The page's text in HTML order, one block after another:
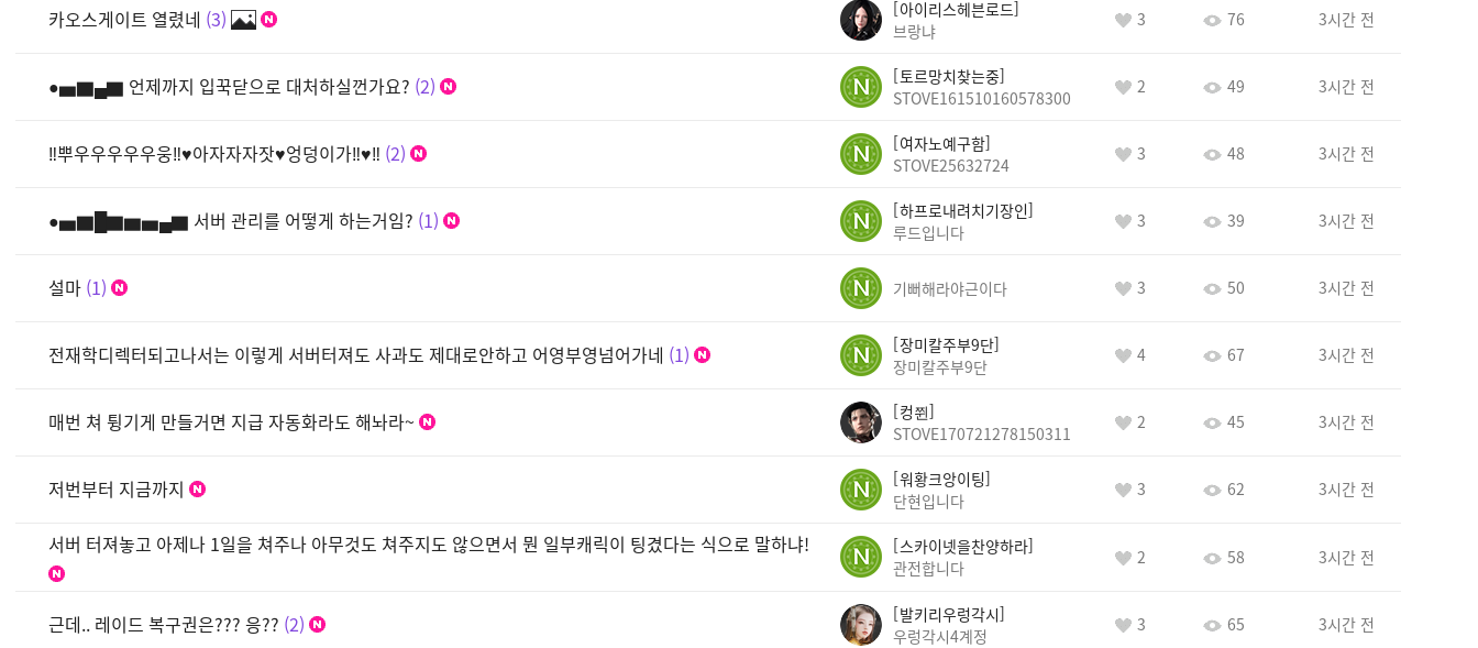
카오스게이트 열렸네 3
아이리스헤븐로드
브랑냐
3 76 3시간 전
●▅▇▄▇ 언제까지 입꾹닫으로 대처하실껀가요? 2
토르망치찾는중
STOVE161510160578300
2 49 3시간 전
‼뿌우우우우우웅‼♥아자자자잣♥엉덩이가‼♥‼ 2
여자노예구함
STOVE25632724
3 48 3시간 전
●▅▇█▇▆▅▄▇ 서버 관리를 어떻게 하는거임? 1
하프로내려치기장인
루드입니다
3 39 3시간 전
설마 1 기뻐해라야근이다 3 50 3시간 전
전재학디렉터되고나서는 이렇게 서버터져도 사과도 제대로안하고 어영부영넘어가네 1
장미칼주부9단
장미칼주부9단
4 67 3시간 전
매번 쳐 튕기게 만들거면 지급 자동화라도 해놔라~
컹쮠
STOVE170721278150311
2 45 3시간 전
저번부터 지금까지
워황크앙이팅
단현입니다
3 62 3시간 전
서버 터져놓고 아제나 1일을 쳐주나 아무것도 쳐주지도 않으면서 뭔 일부캐릭이 팅겼다는 식으로 말하냐!
스카이넷을찬양하라
관전합니다
2 58 3시간 전
근데.. 레이드 복구권은??? 응?? 2
발키리우렁각시
우렁각시4계정
3 65 3시간 전